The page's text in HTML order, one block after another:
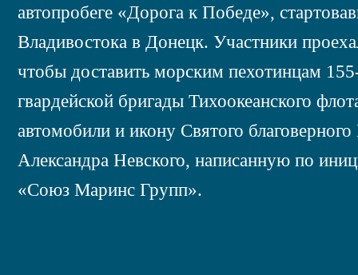
автопробеге «Дорога к Победе»,
Владивостока в Донецк. Участники
чтобы доставить морским пехотинцам
гвардейской бригады Тихоокеанского
автомобили и икону Святого благоверного
Александра Невского, написанную по
«Союз Маринс Групп».